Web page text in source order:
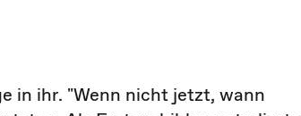
in ihr. "Wenn nicht jetzt, wann